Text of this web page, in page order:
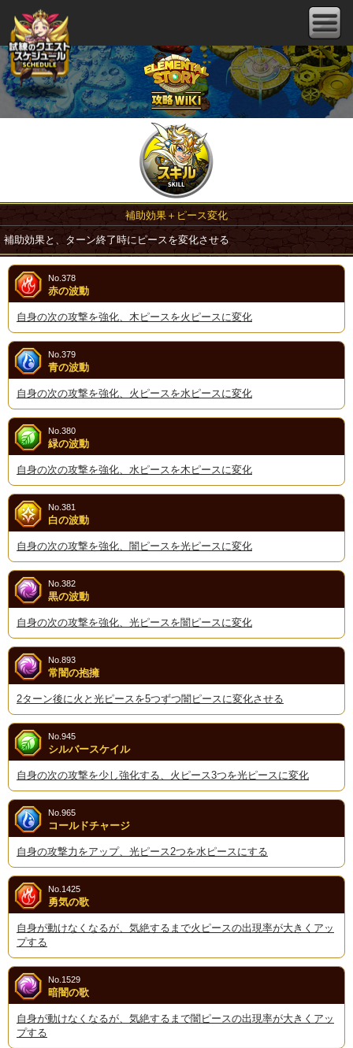
補助効果＋ピース変化
補助効果と、ターン終了時にピースを変化させる
赤の波動
No.378
自身の次の攻撃を強化、木ピースを火ピースに変化
青の波動
No.379
自身の次の攻撃を強化、火ピースを水ピースに変化
緑の波動
No.380
自身の次の攻撃を強化、水ピースを木ピースに変化
白の波動
No.381
自身の次の攻撃を強化、闇ピースを光ピースに変化
黒の波動
No.382
自身の次の攻撃を強化、光ピースを闇ピースに変化
常闇の抱擁
No.893
2ターン後に火と光ピースを5つずつ闇ピースに変化させる
シルバースケイル
No.945
自身の次の攻撃を少し強化する、火ピース3つを光ピースに変化
コールドチャージ
No.965
自身の攻撃力をアップ、光ピース2つを水ピースにする
勇気の歌
No.1425
自身が動けなくなるが、気絶するまで火ピースの出現率が大きくアッ
プする
暗闇の歌
No.1529
自身が動けなくなるが、気絶するまで闇ピースの出現率が大きくアッ
プする